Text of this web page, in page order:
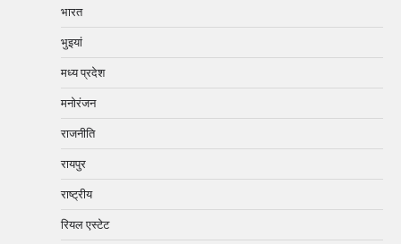
भारत
भुइयां
मध्य प्रदेश
मनोरंजन
राजनीति
रायपुर
राष्ट्रीय
रियल एस्टेट